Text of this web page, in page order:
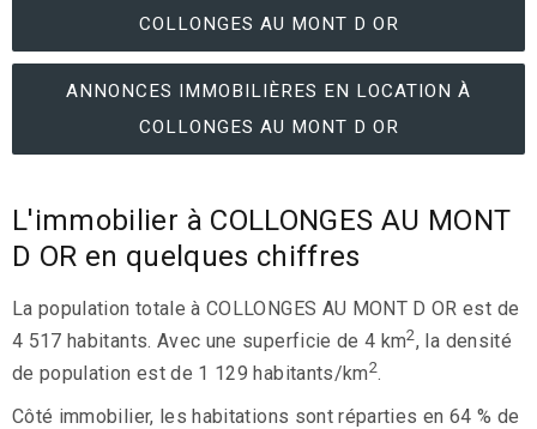
COLLONGES AU MONT D OR
ANNONCES IMMOBILIÈRES EN LOCATION À
COLLONGES AU MONT D OR
L'immobilier à COLLONGES AU MONT
D OR en quelques chiffres
La population totale à COLLONGES AU MONT D OR est de
4 517 habitants. Avec une superficie de 4 km2, la densité
de population est de 1 129 habitants/km2.
Côté immobilier, les habitations sont réparties en 64 % de